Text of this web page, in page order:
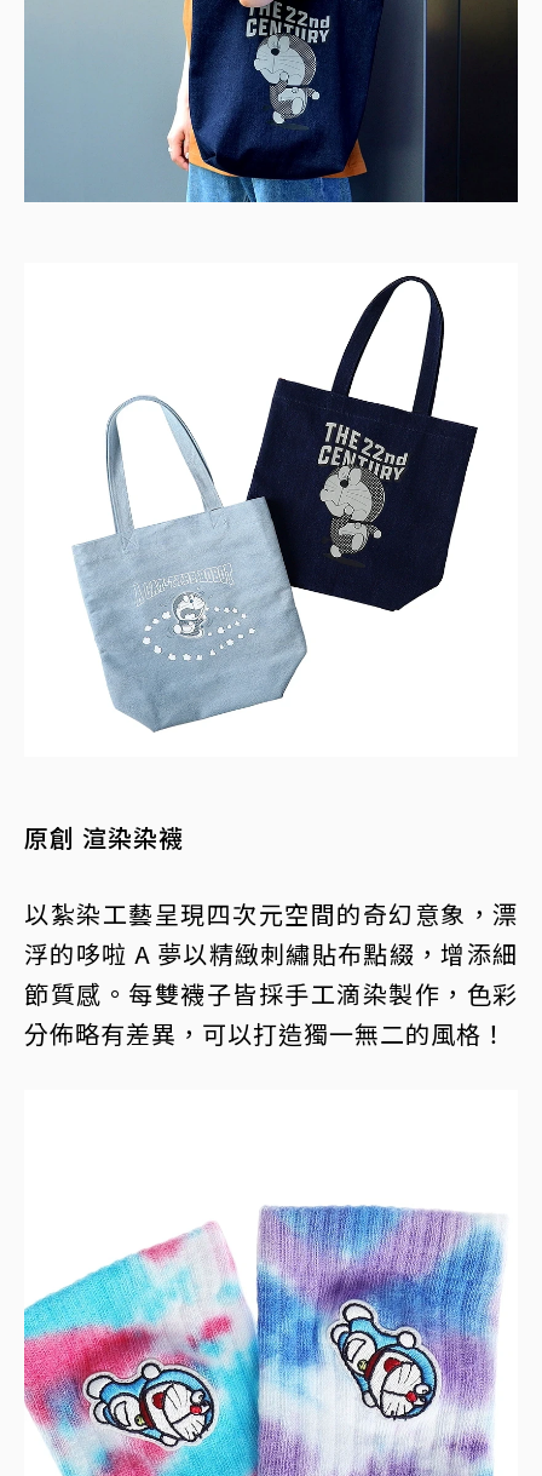
原創 渲染染襪
以紮染工藝呈現四次元空間的奇幻意象，漂
浮的哆啦 A 夢以精緻刺繡貼布點綴，增添細
節質感。每雙襪子皆採手工滴染製作，色彩
分佈略有差異，可以打造獨一無二的風格！